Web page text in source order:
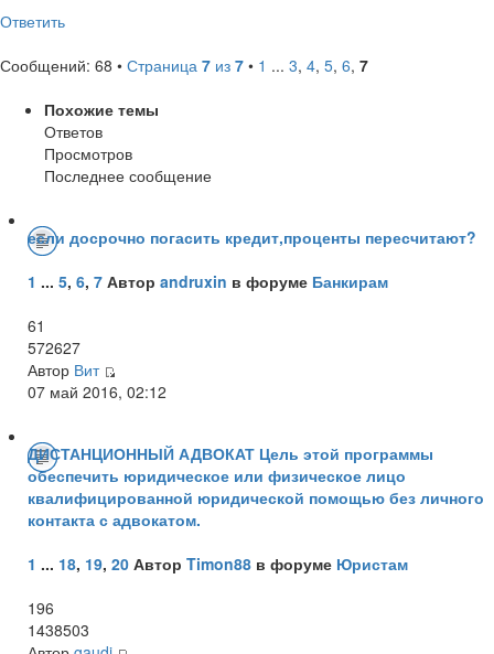
Ответить
Сообщений: 68 • Страница 7 из 7 • 1 ... 3, 4, 5, 6, 7
Похожие темы
Ответов
Просмотров
Последнее сообщение
если досрочно погасить кредит,проценты пересчитают?
1 ... 5, 6, 7 Автор andruxin в форуме Банкирам
61
572627
Автор Вит
07 май 2016, 02:12
ДИСТАНЦИОННЫЙ АДВОКАТ Цель этой программы
обеспечить юридическое или физическое лицо
квалифицированной юридической помощью без личного
контакта с адвокатом.
1 ... 18, 19, 20 Автор Timon88 в форуме Юристам
196
1438503